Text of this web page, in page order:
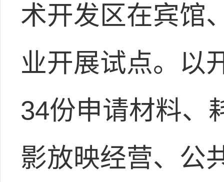
术开发区在宾馆
业开展试点。以
34份申请材料、
影放映经营、公